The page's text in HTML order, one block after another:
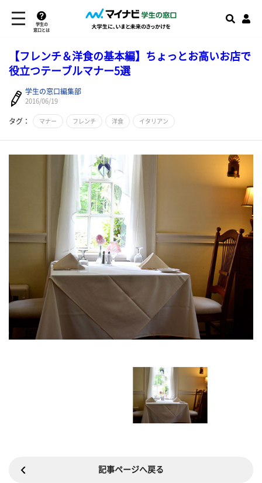
学生の
窓口とは
【フレンチ＆洋食の基本編】ちょっとお高いお店で
役立つテーブルマナー5選
学生の窓口編集部
2016/06/19
タグ： マナー フレンチ 洋食 イタリアン
記事ページへ戻る